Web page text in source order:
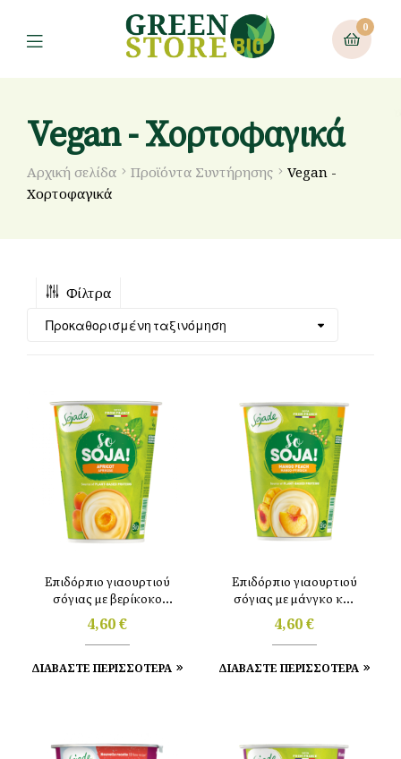
0
Vegan - Χορτοφαγικά
Αρχική σελίδα Προϊόντα Συντήρησης
Vegan -
Χορτοφαγικά
Φίλτρα
Επιδόρπιο γιαουρτιού
σόγιας με βερίκοκο
400gr Sojade
4,60€
ΔΙΑΒΑΣΤΕ ΠΕΡΙΣΣΟΤΕΡΑ
Επιδόρπιο γιαουρτιού
σόγιας με μάνγκο και
ροδάκινο 400gr Sojade
4,60€
ΔΙΑΒΑΣΤΕ ΠΕΡΙΣΣΟΤΕΡΑ